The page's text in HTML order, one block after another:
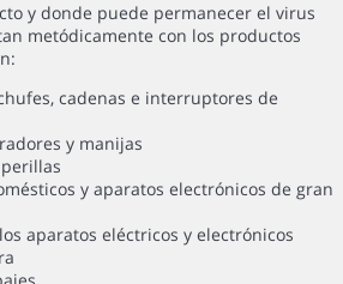
y donde puede permanecer el virus
metódicamente con los productos
cadenas e interruptores de
y manijas
y aparatos electrónicos de gran
aparatos eléctricos y electrónicos